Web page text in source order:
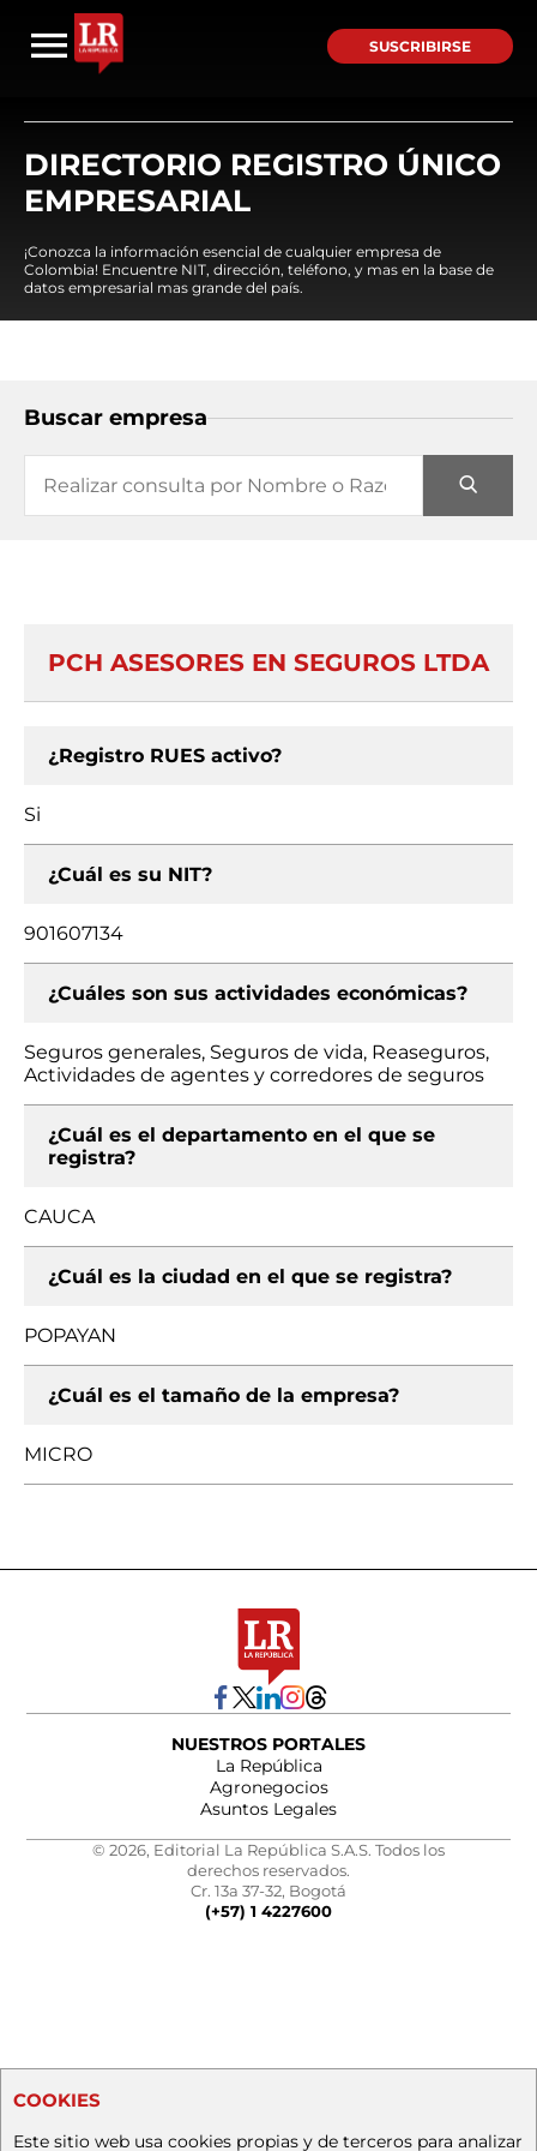
SUSCRIBIRSE
DIRECTORIO REGISTRO ÚNICO
EMPRESARIAL
¡Conozca la información esencial de cualquier empresa de
Colombia! Encuentre NIT, dirección, teléfono, y mas en la base de
datos empresarial mas grande del país.
Buscar empresa
PCH ASESORES EN SEGUROS LTDA
¿Registro RUES activo?
Si
¿Cuál es su NIT?
901607134
¿Cuáles son sus actividades económicas?
Seguros generales, Seguros de vida, Reaseguros,
Actividades de agentes y corredores de seguros
¿Cuál es el departamento en el que se
registra?
CAUCA
¿Cuál es la ciudad en el que se registra?
POPAYAN
¿Cuál es el tamaño de la empresa?
MICRO
NUESTROS PORTALES
La República
Agronegocios
Asuntos Legales
© 2026, Editorial La República S.A.S. Todos los
derechos reservados.
Cr. 13a 37-32, Bogotá
(+57) 1 4227600
COOKIES
Este sitio web usa cookies propias y de terceros para analizar